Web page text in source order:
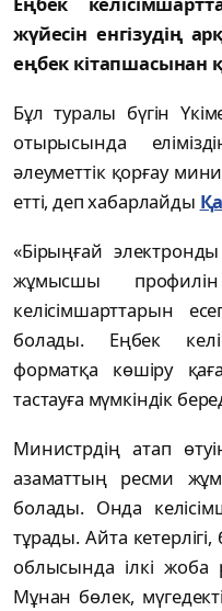
жүйесін енгізудің
еңбек кітапшасынан
Бұл туралы бүгін
отырысында
әлеуметтік қорғау
етті, деп хабарлайды
«Бірыңғай
жұмысшы
келісімшарттарын
болады. Еңбек
форматқа көшіру
тастауға мүмкіндік
Министрдің атап
азаматтың ресми
болады. Онда
тұрады. Айта
облысында ілкі жоба
Мұнан бөлек,